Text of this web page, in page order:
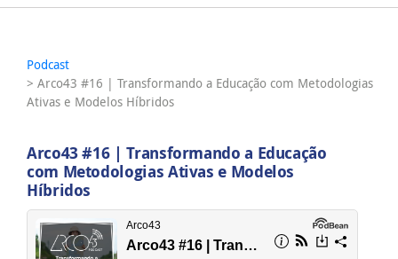
Podcast
> Arco43 #16 | Transformando a Educação com Metodologias
Ativas e Modelos Híbridos
Arco43 #16 | Transformando a Educação
com Metodologias Ativas e Modelos
Híbridos